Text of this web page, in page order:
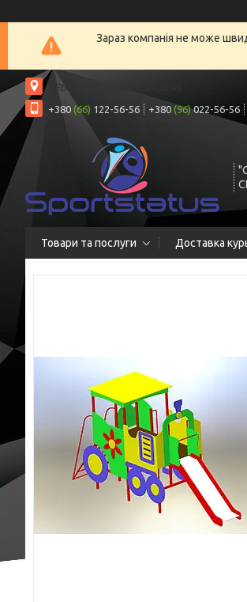
Зараз компанія не може
РЕБЕТА 6Б, Бровари, Україна
+380 (66) 122-56-56 +380 (96)022-56-56
Товари та послуги Доставка